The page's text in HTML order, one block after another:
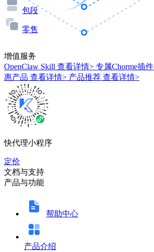
包段
零售
增值服务
OpenClaw Skill 查看详情> 专属Chorme插件
惠产品 查看详情> 产品推荐 查看详情>
快代理小程序
定价
文档与支持
产品与功能
帮助中心
产品介绍